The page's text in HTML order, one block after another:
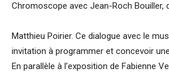
Chromoscope avec Jean-Roch Bouiller,
Matthieu Poirier. Ce dialogue avec le
invitation à programmer et concevoir
En parallèle à l’exposition de Fabienne